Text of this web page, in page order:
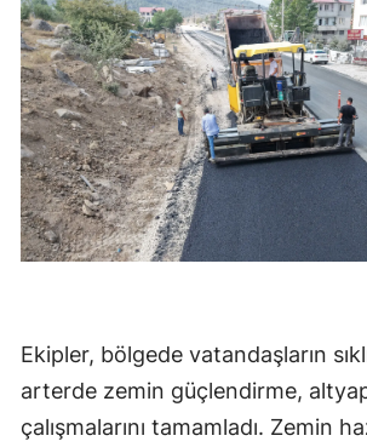
Ekipler, bölgede vatandaşların
arterde zemin güçlendirme,
çalışmalarını tamamladı. Zemin